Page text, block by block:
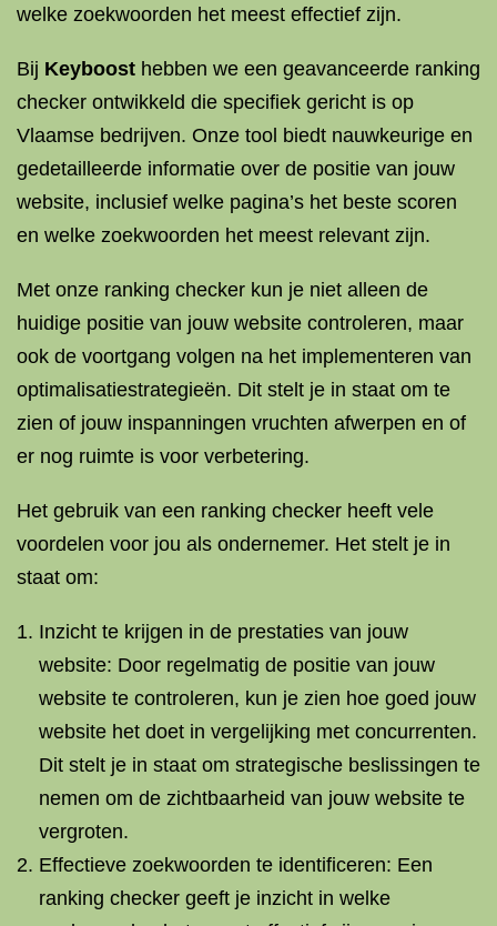
welke zoekwoorden het meest effectief zijn.
Bij Keyboost hebben we een geavanceerde ranking
checker ontwikkeld die specifiek gericht is op
Vlaamse bedrijven. Onze tool biedt nauwkeurige en
gedetailleerde informatie over de positie van jouw
website, inclusief welke pagina’s het beste scoren
en welke zoekwoorden het meest relevant zijn.
Met onze ranking checker kun je niet alleen de
huidige positie van jouw website controleren, maar
ook de voortgang volgen na het implementeren van
optimalisatiestrategieën. Dit stelt je in staat om te
zien of jouw inspanningen vruchten afwerpen en of
er nog ruimte is voor verbetering.
Het gebruik van een ranking checker heeft vele
voordelen voor jou als ondernemer. Het stelt je in
staat om:
Inzicht te krijgen in de prestaties van jouw
website: Door regelmatig de positie van jouw
website te controleren, kun je zien hoe goed jouw
website het doet in vergelijking met concurrenten.
Dit stelt je in staat om strategische beslissingen te
nemen om de zichtbaarheid van jouw website te
vergroten.
Effectieve zoekwoorden te identificeren: Een
ranking checker geeft je inzicht in welke